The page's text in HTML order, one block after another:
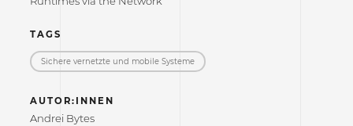
TAGS
Sichere vernetzte und mobile Systeme
AUTOR:INNEN
Andrei Bytes